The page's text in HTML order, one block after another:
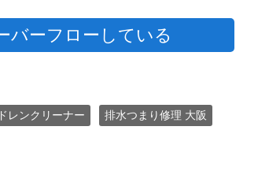
バーフローしている
レンクリーナー 排水つまり修理 大阪